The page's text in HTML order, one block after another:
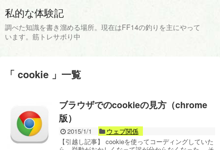
私的な体験記
調べた知識を書き溜める場所。現在はFF14の釣りを主にやって
います。筋トレサボり中
「 cookie 」一覧
ブラウザでのcookieの見方（chrome
版）
2015/1/1
ウェブ関係
【引越し記事】 cookieを使ってコーディングしていた